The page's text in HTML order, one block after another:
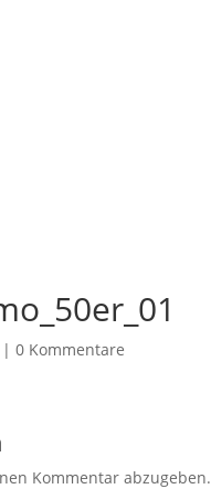
|0 Kommentare
Kommentar abzugeben.